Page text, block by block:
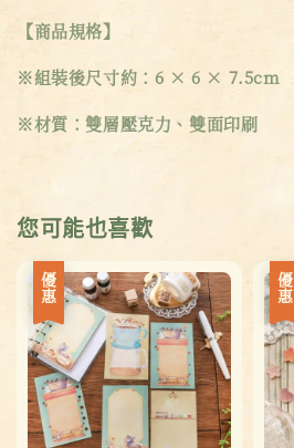
【商品規格】
※組裝後尺寸約：6 × 6 × 7.5cm
※材質：雙層壓克力、雙面印刷
您可能也喜歡
優惠 優惠